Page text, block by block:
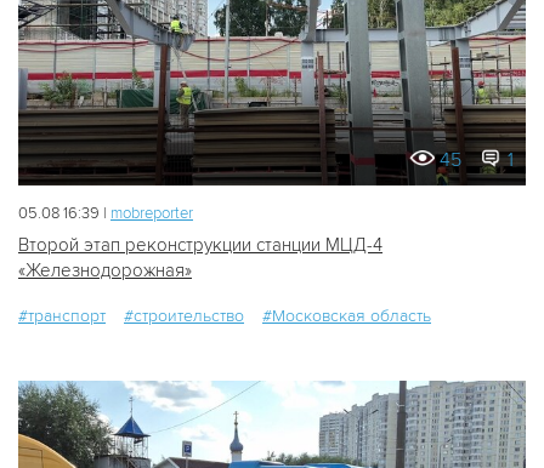
45 1
05.08 16:39 | mobreporter
Второй этап реконструкции станции МЦД-4
«Железнодорожная»
#транспорт #строительство #Московская область